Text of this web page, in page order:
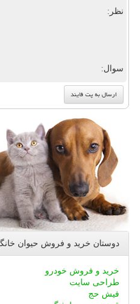
نظر:
سوال:
دوستان خرید و فروش حیوان
خرید و فروش خودرو
طراحی سایت
فیش حج